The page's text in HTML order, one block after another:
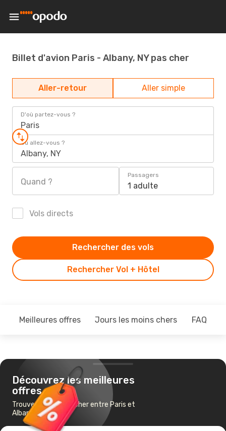
Billet d'avion Paris - Albany, NY pas cher
Aller-retour Aller simple
D'où partez-vous ?
Paris
Où allez-vous ?
Albany, NY
Quand ?
Passagers
1 adulte
Vols directs
Rechercher Vol + Hôtel
Rechercher des vols
Meilleures offres Jours les moins chers FAQ
Découvrez les meilleures
offres
Trouvez un vol pas cher entre Paris et
Albany, NY